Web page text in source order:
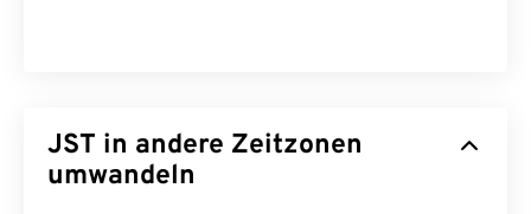
JST in andere Zeitzonen
umwandeln